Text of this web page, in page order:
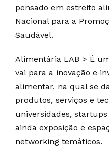
pensado em estreito
Nacional para a
Saudável.
Alimentária LAB > É
vai para a inovação e
alimentar, na qual se
produtos, serviços e
universidades,
ainda exposição e
networking temáticos.